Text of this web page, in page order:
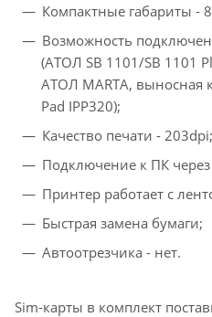
Компактные габариты -
Возможность
(АТОЛ SB 1101/SB 1101
АТОЛ MARTA, выносная
Pad IPP320);
Качество печати - 203dpi;
Подключение к ПК через
Принтер работает с
Быстрая замена бумаги;
Автоотрезчика - нет.
Sim-карты в комплект